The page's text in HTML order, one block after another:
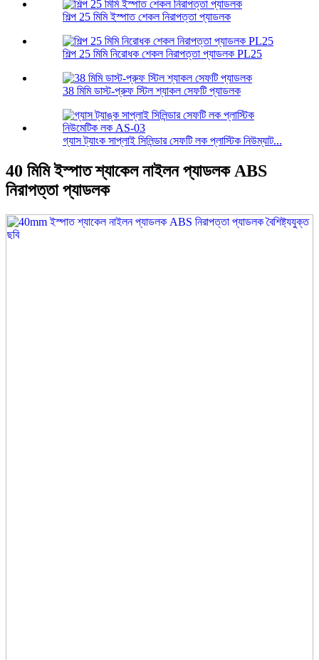
শিল্প 25 মিমি ইস্পাত শেকল নিরাপত্তা প্যাডলক
শিল্প 25 মিমি নিরোধক শেকল নিরাপত্তা প্যাডলক PL25
38 মিমি ডাস্ট-প্রুফ স্টিল শ্যাকল সেফটি প্যাডলক
গ্যাস ট্যাংক সাপ্লাই সিলিন্ডার সেফটি লক প্লাস্টিক নিউম্যাট...
40 মিমি ইস্পাত শ্যাকেল নাইলন প্যাডলক ABS
নিরাপত্তা প্যাডলক